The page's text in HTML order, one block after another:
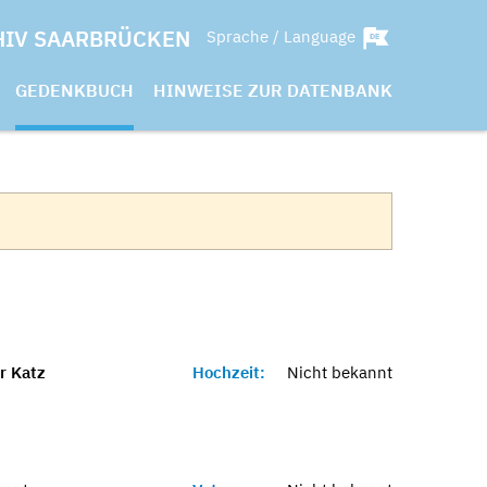
SAARBRÜCKEN Sprache / Language
GEDENKBUCH HINWEISE ZUR DATENBANK
Katz Hochzeit: Nicht bekannt